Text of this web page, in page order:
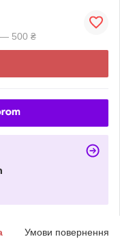
— 500 ₴
Умови повернення